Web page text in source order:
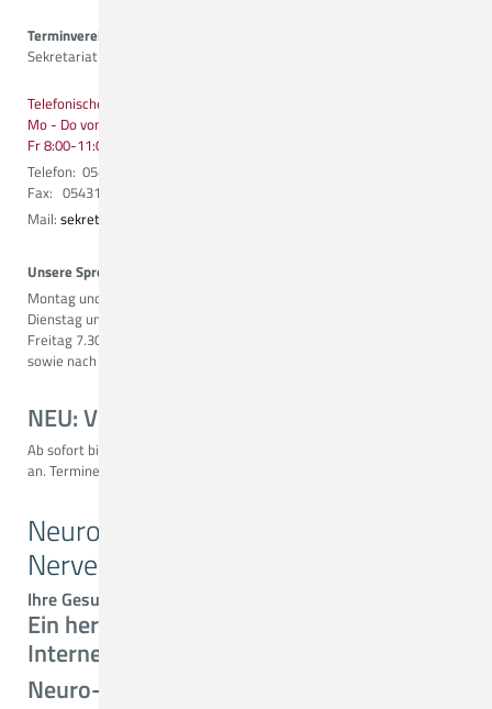
Terminvereinbarungen
Sekretariat
Telefonische Erreichbarkeit:
Mo - Do von 8:00-13:00 Uhr
Fr 8:00-11:00 Uhr
Telefon: 05431 15 3431
Fax: 05431 15 3353
Mail: sekretariat.neurochirurgie@ckq-gmbh.de
Unsere Sprechzeiten:
Montag und Mittwoch 7.30 - 14.00 Uhr
Dienstag und Donnerstag 7.30 - 15.30 Uhr
Freitag 7.30 - 11.00 Uhr
sowie nach Vereinbarung
NEU: Videosprechstunde
Ab sofort bieten wir Ihnen auch die Möglichkeit zur Videosprechstunde
an. Termine können Sie gerne über unser Sekretariat vereinbaren.
Neuro-, Wirbelsäulen- und
Nervenchirurgie
Ihre Gesundheit in professionellen Händen!
Ein herzliches Willkommen auf der
Internetpräsenz des MVZ
Neuro-, Wirbelsäulen und Nervenchirurgie